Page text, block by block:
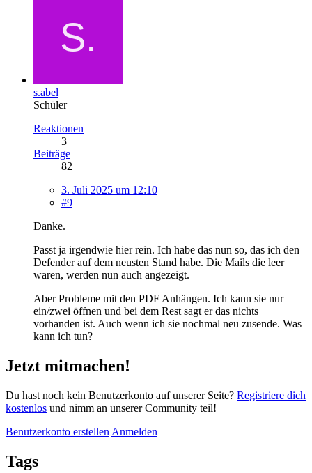
s.abel
Schüler
Reaktionen
3
Beiträge
82
3. Juli 2025 um 12:10
#9
Danke.
Passt ja irgendwie hier rein. Ich habe das nun so, das ich den
Defender auf dem neusten Stand habe. Die Mails die leer
waren, werden nun auch angezeigt.
Aber Probleme mit den PDF Anhängen. Ich kann sie nur
ein/zwei öffnen und bei dem Rest sagt er das nichts
vorhanden ist. Auch wenn ich sie nochmal neu zusende. Was
kann ich tun?
Jetzt mitmachen!
Du hast noch kein Benutzerkonto auf unserer Seite? Registriere dich
kostenlos und nimm an unserer Community teil!
Benutzerkonto erstellen Anmelden
Tags